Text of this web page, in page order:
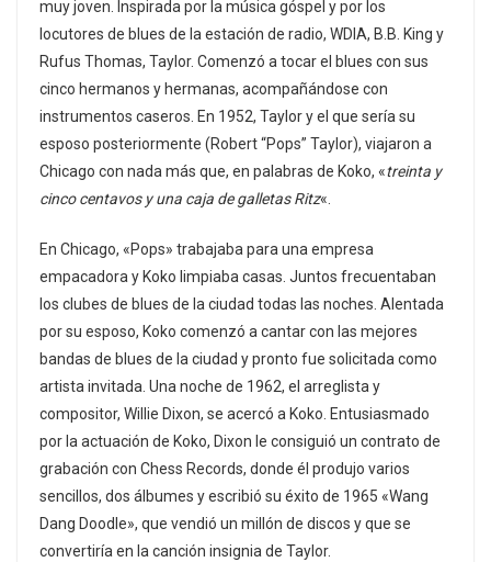
muy joven. Inspirada por la música góspel y por los
locutores de blues de la estación de radio, WDIA, B.B. King y
Rufus Thomas, Taylor. Comenzó a tocar el blues con sus
cinco hermanos y hermanas, acompañándose con
instrumentos caseros. En 1952, Taylor y el que sería su
esposo posteriormente (Robert “Pops” Taylor), viajaron a
Chicago con nada más que, en palabras de Koko, «treinta y
cinco centavos y una caja de galletas Ritz«.
En Chicago, «Pops» trabajaba para una empresa
empacadora y Koko limpiaba casas. Juntos frecuentaban
los clubes de blues de la ciudad todas las noches. Alentada
por su esposo, Koko comenzó a cantar con las mejores
bandas de blues de la ciudad y pronto fue solicitada como
artista invitada. Una noche de 1962, el arreglista y
compositor, Willie Dixon, se acercó a Koko. Entusiasmado
por la actuación de Koko, Dixon le consiguió un contrato de
grabación con Chess Records, donde él produjo varios
sencillos, dos álbumes y escribió su éxito de 1965 «Wang
Dang Doodle», que vendió un millón de discos y que se
convertiría en la canción insignia de Taylor.